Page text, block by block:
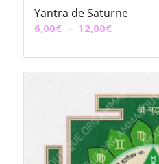
Yantra de Saturne
6,00€ – 12,00€Plage
prix :
6,00€
à
12,00€